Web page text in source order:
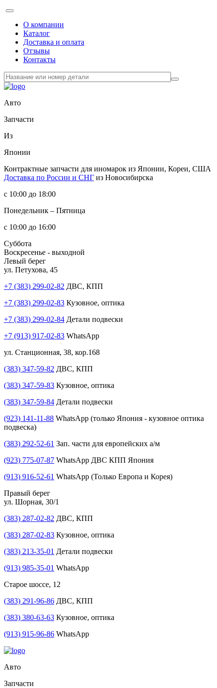
О компании
Каталог
Доставка и оплата
Отзывы
Контакты
Авто
Запчасти
Из
Японии
Контрактные запчасти для иномарок из Японии, Кореи, США
Доставка по России и СНГ из Новосибирска
с 10:00 до 18:00
Понедельник – Пятница
с 10:00 до 16:00
Суббота
Воскресенье - выходной
Левый берег
ул. Петухова, 45
+7 (383) 299-02-82 ДВС, КПП
+7 (383) 299-02-83 Кузовное, оптика
+7 (383) 299-02-84 Детали подвески
+7 (913) 917-02-83 WhatsApp
ул. Станционная, 38, кор.168
(383) 347-59-82 ДВС, КПП
(383) 347-59-83 Кузовное, оптика
(383) 347-59-84 Детали подвески
(923) 141-11-88 WhatsApp (только Япония - кузовное оптика
подвеска)
(383) 292-52-61 Зап. части для европейских а/м
(923) 775-07-87 WhatsApp ДВС КПП Япония
(913) 916-52-61 WhatsApp (Только Европа и Корея)
Правый берег
ул. Шорная, 30/1
(383) 287-02-82 ДВС, КПП
(383) 287-02-83 Кузовное, оптика
(383) 213-35-01 Детали подвески
(913) 985-35-01 WhatsApp
Старое шоссе, 12
(383) 291-96-86 ДВС, КПП
(383) 380-63-63 Кузовное, оптика
(913) 915-96-86 WhatsApp
Авто
Запчасти